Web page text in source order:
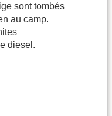
sont tombés
au camp.
diesel.